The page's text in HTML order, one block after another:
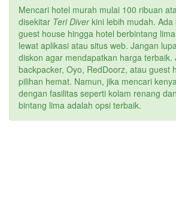
Mencari hotel murah mulai 100 ribuan
disekitar Teri Diverkini lebih mudah. Ada
guest house hingga hotel berbintang
lewat aplikasi atau situs web. Jangan
diskon agar mendapatkan harga terbaik.
backpacker, Oyo, RedDoorz, atau guest
pilihan hemat. Namun, jika mencari
dengan fasilitas seperti kolam renang
bintang lima adalah opsi terbaik.